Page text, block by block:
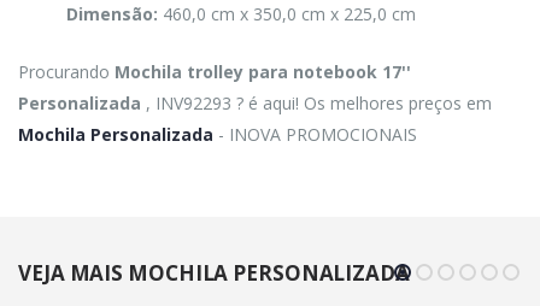
Dimensão: 460,0 cm x 350,0 cm x 225,0 cm
Procurando Mochila trolley para notebook 17''
Personalizada , INV92293 ? é aqui! Os melhores preços em
Mochila Personalizada - INOVA PROMOCIONAIS
VEJA MAIS MOCHILA PERSONALIZADA